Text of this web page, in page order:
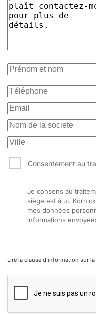
Consentement au
Je consens au
siège est à ul.
mes données
informations
Lire la clause d'information sur